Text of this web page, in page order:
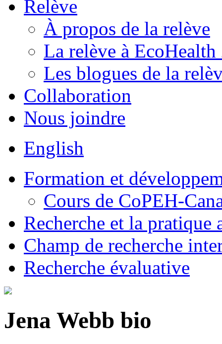
Relève
À propos de la relève
La relève à EcoHealth
Les blogues de la
Collaboration
Nous joindre
English
Formation et
Cours de CoPEH-
Recherche et la pratique
Champ de recherche
Recherche évaluative
Jena Webb bio